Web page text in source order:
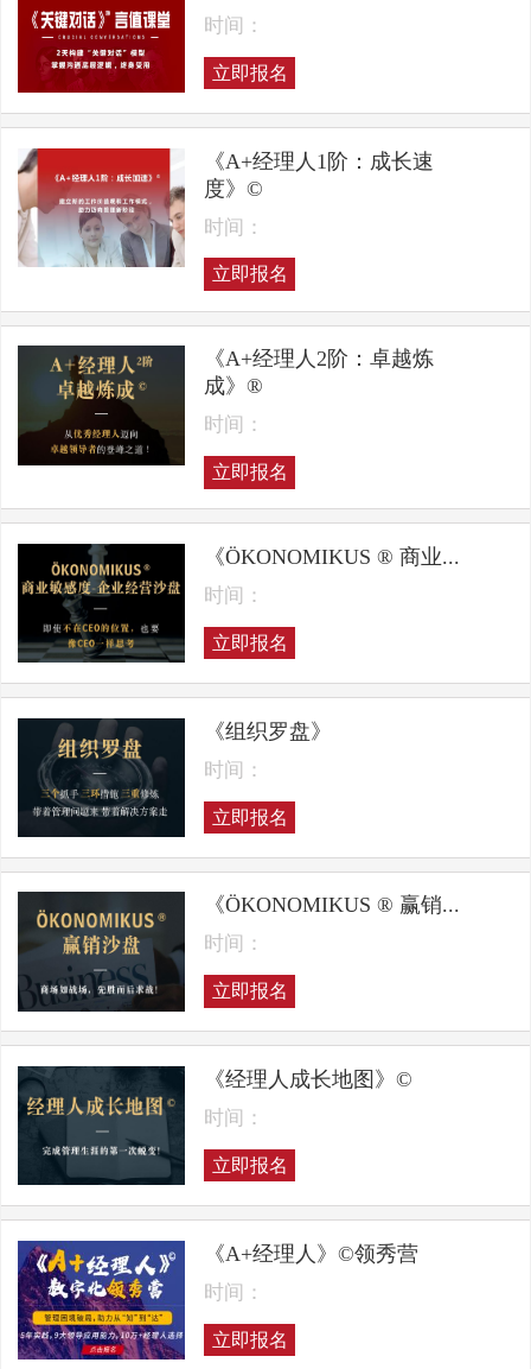
时间：
立即报名
《A+经理人1阶：成长速
度》©
时间：
立即报名
《A+经理人2阶：卓越炼
成》®
时间：
立即报名
《ÖKONOMIKUS ® 商业...
时间：
立即报名
《组织罗盘》
时间：
立即报名
《ÖKONOMIKUS ® 赢销...
时间：
立即报名
《经理人成长地图》©
时间：
立即报名
《A+经理人》©领秀营
时间：
立即报名